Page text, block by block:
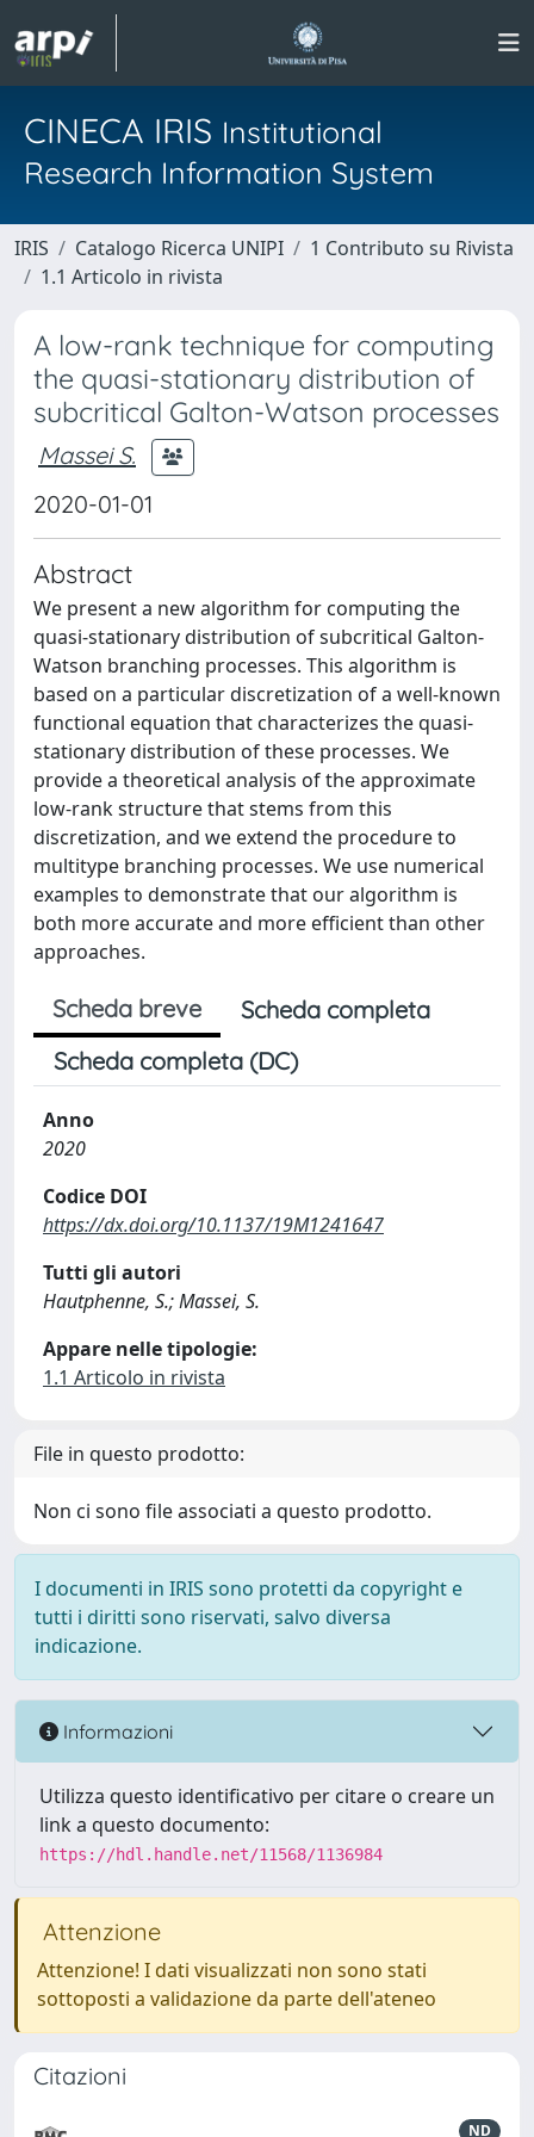
CINECA IRIS Institutional
Research Information System
IRIS Catalogo Ricerca UNIPI
1 Contributo su Rivista
1.1 Articolo in rivista
A low-rank technique for computing
the quasi-stationary distribution of
subcritical Galton-Watson processes
Massei S.
2020-01-01
Abstract
We present a new algorithm for computing the
quasi-stationary distribution of subcritical Galton-
Watson branching processes. This algorithm is
based on a particular discretization of a well-known
functional equation that characterizes the quasi-
stationary distribution of these processes. We
provide a theoretical analysis of the approximate
low-rank structure that stems from this
discretization, and we extend the procedure to
multitype branching processes. We use numerical
examples to demonstrate that our algorithm is
both more accurate and more efficient than other
approaches.
Scheda breve
Scheda completa
Scheda completa (DC)
Anno
2020
Codice DOI
https://dx.doi.org/10.1137/19M1241647
Tutti gli autori
Hautphenne, S.; Massei, S.
Appare nelle tipologie:
1.1 Articolo in rivista
File in questo prodotto:
Non ci sono file associati a questo prodotto.
I documenti in IRIS sono protetti da copyright e
tutti i diritti sono riservati, salvo diversa
indicazione.
Informazioni
Utilizza questo identificativo per citare o creare un
link a questo documento:
https://hdl.handle.net/11568/1136984
Attenzione
Attenzione! I dati visualizzati non sono stati
sottoposti a validazione da parte dell'ateneo
Citazioni
ND